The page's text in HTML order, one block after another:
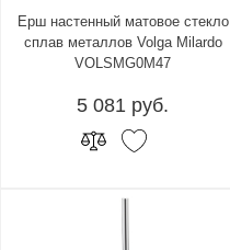
Ерш настенный матовое стекло
сплав металлов Volga Milardo
VOLSMG0M47
5 081 руб.